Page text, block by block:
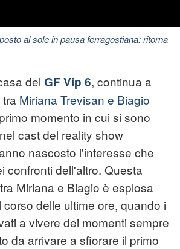
al sole in pausa ferragostiana: ritorna
del GF Vip 6, continua a
Miriana Trevisan e Biagio
momento in cui si sono
cast del reality show
nascosto l'interesse che
confronti dell'altro. Questa
Miriana e Biagio è esplosa
delle ultime ore, quando i
a vivere dei momenti sempre
da arrivare a sfiorare il primo